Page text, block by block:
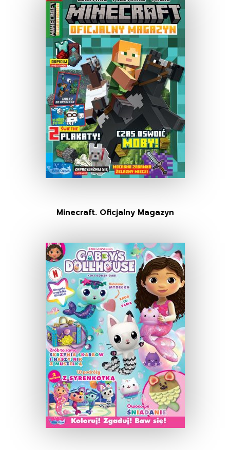
Minecraft. Oficjalny Magazyn